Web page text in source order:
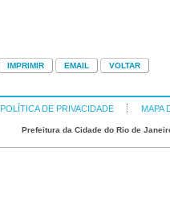
POLÍTICA DE PRIVACIDADE MAPA
Prefeitura da Cidade do Rio de